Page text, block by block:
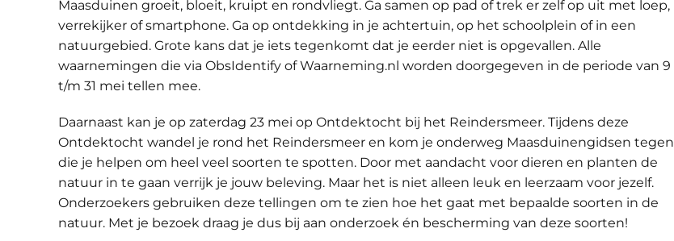
Maasduinen groeit, bloeit, kruipt en rondvliegt. Ga samen op pad of trek er zelf op uit met loep,
verrekijker of smartphone. Ga op ontdekking in je achtertuin, op het schoolplein of in een
natuurgebied. Grote kans dat je iets tegenkomt dat je eerder niet is opgevallen. Alle
waarnemingen die via ObsIdentify of Waarneming.nl worden doorgegeven in de periode van 9
t/m 31 mei tellen mee.
Daarnaast kan je op zaterdag 23 mei op Ontdektocht bij het Reindersmeer. Tijdens deze
Ontdektocht wandel je rond het Reindersmeer en kom je onderweg Maasduinengidsen tegen
die je helpen om heel veel soorten te spotten. Door met aandacht voor dieren en planten de
natuur in te gaan verrijk je jouw beleving. Maar het is niet alleen leuk en leerzaam voor jezelf.
Onderzoekers gebruiken deze tellingen om te zien hoe het gaat met bepaalde soorten in de
natuur. Met je bezoek draag je dus bij aan onderzoek én bescherming van deze soorten!